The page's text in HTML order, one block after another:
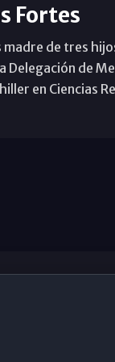
Fortes
madre de tres
Delegación de
en Ciencias